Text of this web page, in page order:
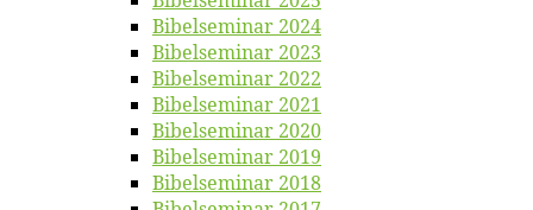
Bi­bel­se­mi­nar 2024
Bi­bel­se­mi­nar 2023
Bi­bel­se­mi­nar 2022
Bi­bel­se­mi­nar 2021
Bi­bel­se­mi­nar 2020
Bi­bel­se­mi­nar 2019
Bi­bel­se­mi­nar 2018